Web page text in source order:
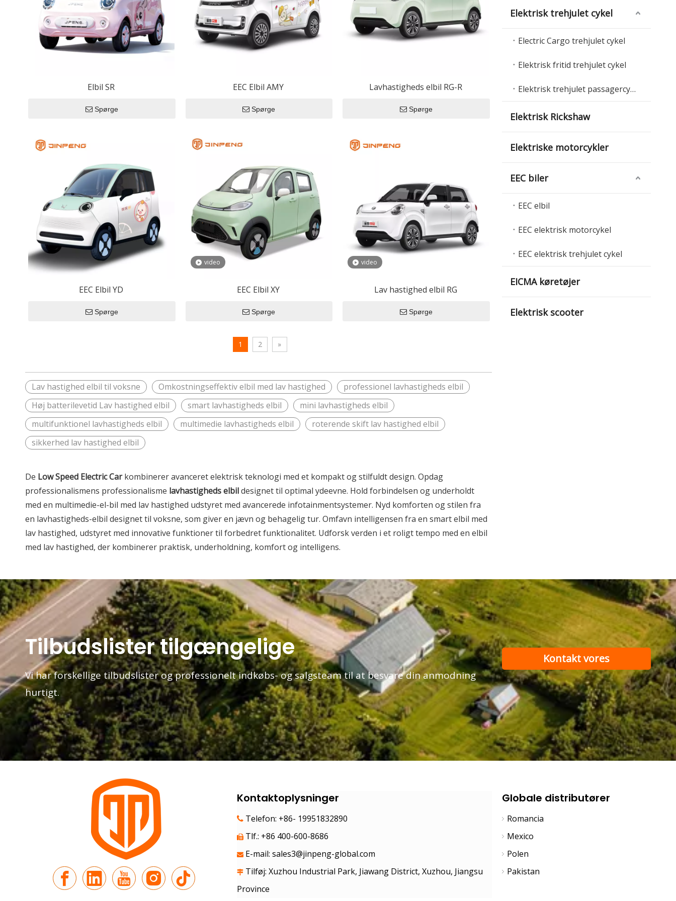
Elektriske motorcykler
EEC biler
EEC Elbil
EEC elektrisk trehjulet cykel
Elbil SR
Spørge
EEC Elbil AMY
Spørge
Lavhastigheds elbil RG-R
Spørge
EEC Elbil YD
Spørge
video
EEC Elbil XY
Spørge
video
Lav hastighed elbil RG
Spørge
1 2 »
Lav hastighed elbil til voksne Omkostningseffektiv elbil med lav hastighed
professionel lavhastigheds elbil
Høj batterilevetid Lav hastighed elbil
smart lavhastigheds elbil
mini lavhastigheds elbil
multifunktionel lavhastigheds elbil
multimedie lavhastigheds elbil
roterende skift lav hastighed elbil
sikkerhed lav hastighed elbil
De Low Speed ​​Electric Carkombinerer avanceret elektrisk teknologi med et kompakt og stilfuldt design. Opdag
professionalismens professionalisme lavhastigheds elbildesignet til optimal ydeevne. Hold forbindelsen og underholdt
med en multimedie-el-bil med lav hastighed udstyret med avancerede infotainmentsystemer. Nyd komforten og stilen fra
en lavhastigheds-elbil designet til voksne, som giver en jævn og behagelig tur. Omfavn intelligensen fra en smart elbil med
lav hastighed, udstyret med innovative funktioner til forbedret funktionalitet. Udforsk verden i et roligt tempo med en elbil
med lav hastighed, der kombinerer praktisk, underholdning, komfort og intelligens.
Elektrisk trehjulet cykel
Electric Cargo trehjulet cykel
Elektrisk fritid trehjulet cykel
Elektrisk trehjulet passagercykel
Elektrisk Rickshaw
Elektriske motorcykler
EEC biler
EEC elbil
EEC elektrisk motorcykel
EEC elektrisk trehjulet cykel
EICMA køretøjer
Elektrisk scooter
Tilbudslister tilgængelige
Vi har forskellige tilbudslister og professionelt indkøbs- og salgsteam til at besvare din anmodning
hurtigt.
Kontakt vores
supportteam
Kontaktoplysninger
 Telefon: +86- 19951832890
 Tlf.: +86 400-600-8686
 E-mail:sales3@jinpeng-global.com
 Tilføj: Xuzhou Industrial Park, Jiawang District, Xuzhou, Jiangsu
Province
Globale distributører
Romancia
Mexico
Polen
Pakistan